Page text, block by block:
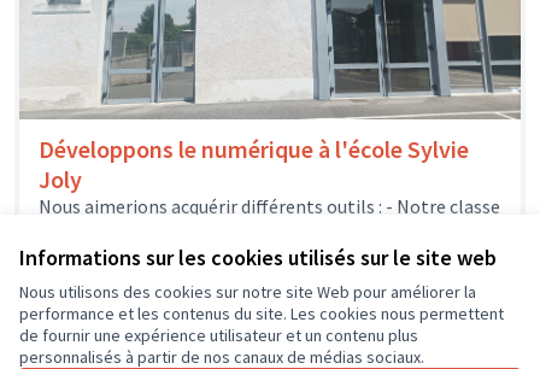
Informations sur les cookies utilisés sur le site web
Nous utilisons des cookies sur notre site Web pour améliorer la
performance et les contenus du site. Les cookies nous permettent
de fournir une expérience utilisateur et un contenu plus
personnalisés à partir de nos canaux de médias sociaux.
Développons le numérique à l'école Sylvie
Joly
Nous aimerions acquérir différents outils : - Notre classe
ordinateurs portables, afin que les élèves...